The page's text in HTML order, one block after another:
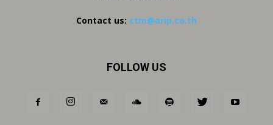
Contact us: ctm@arip.co.th
FOLLOW US